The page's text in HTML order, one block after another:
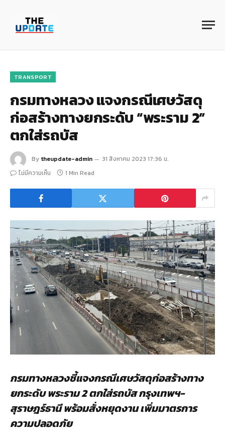
TRANSPORT
กรมทางหลวง แจงกรณีเศษวัสดุ
ก่อสร้างทางยกระดับ “พระราม 2”
ตกใส่รถบัส
By theupdate-admin
31 สิงหาคม 2023 17:36 น.
ไม่มีความเห็น
1 Min Read
กรมทางหลวงชี้แจงกรณีเศษวัสดุก่อสร้างทาง
ยกระดับ พระราม 2 ตกใส่รถบัส กรุงเทพฯ-
สุราษฎร์ธานี พร้อมสั่งหยุดงาน เพิ่มมาตรการ
ความปลอดภัย